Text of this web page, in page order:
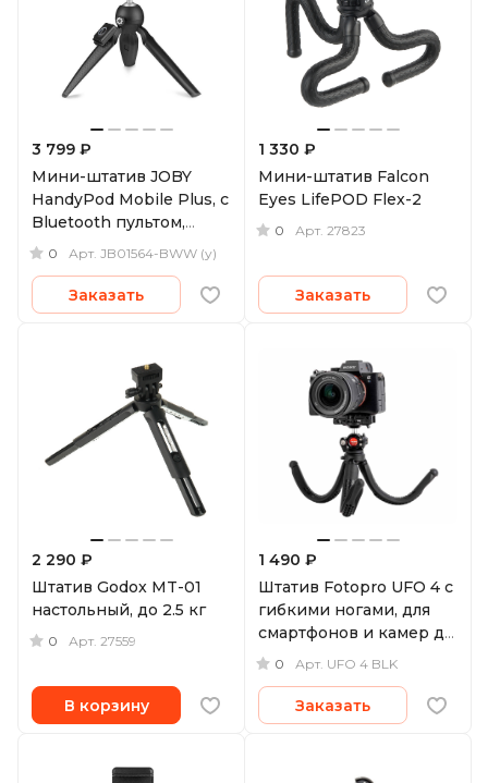
3 799 ₽
Мини-штатив JOBY
HandyPod Mobile Plus, с
Bluetooth пультом,
черный (уцененный)
0 Арт. JB01564-BWW (у)
Заказать
1 330 ₽
Мини-штатив Falcon
Eyes LifePOD Flex-2
0 Арт. 27823
Заказать
2 290 ₽
Штатив Godox MT-01
настольный, до 2.5 кг
0 Арт. 27559
В корзину
1 490 ₽
Штатив Fotopro UFO 4 с
гибкими ногами, для
смартфонов и камер до
2 кг
0 Арт. UFO 4 BLK
Заказать